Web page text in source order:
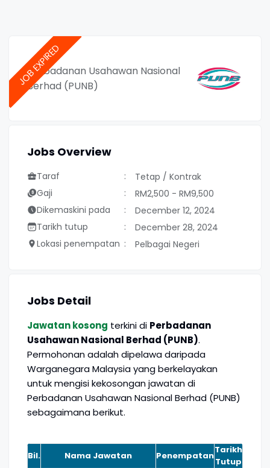
Perbadanan Usahawan Nasional
Berhad (PUNB)
Jobs Overview
Taraf
Tetap / Kontrak
Gaji
RM2,500 - RM9,500
Dikemaskini pada
December 12, 2024
Tarikh tutup
December 28, 2024
Lokasi penempatan
Pelbagai Negeri
Jobs Detail
Jawatan kosong terkini di Perbadanan
Usahawan Nasional Berhad (PUNB).
Permohonan adalah dipelawa daripada
Warganegara Malaysia yang berkelayakan
untuk mengisi kekosongan jawatan di
Perbadanan Usahawan Nasional Berhad (PUNB)
sebagaimana berikut.
Bil. Nama Jawatan Penempatan
Tarikh
Tutup